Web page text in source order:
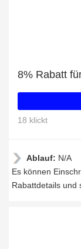
8% Rabatt
18 klickt
Ablauf: N/A
Es können
Rabattdetails und